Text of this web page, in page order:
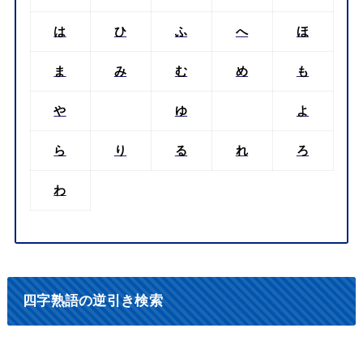
は ひ ふ へ ほ
ま み む め も
や ゆ よ
ら り る れ ろ
わ
四字熟語の逆引き検索